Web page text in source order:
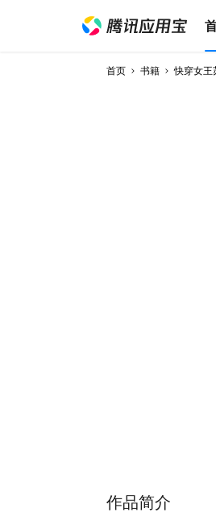
首页 书籍 快穿女王
作品简介